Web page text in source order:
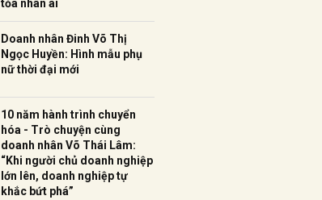
tỏa nhân ái
Doanh nhân Đinh Võ Thị
Ngọc Huyền: Hình mẫu phụ
nữ thời đại mới
10 năm hành trình chuyển
hóa - Trò chuyện cùng
doanh nhân Võ Thái Lâm:
“Khi người chủ doanh nghiệp
lớn lên, doanh nghiệp tự
khắc bứt phá”